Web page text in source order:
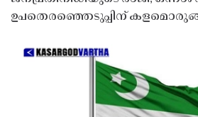
ഉപതെരഞ്ഞെടുപ്പിന്